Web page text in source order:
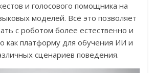
и голосового помощника на
моделей. Всё это позволяет
с роботом более естественно и
как платформу для обучения ИИ и
сценариев поведения.